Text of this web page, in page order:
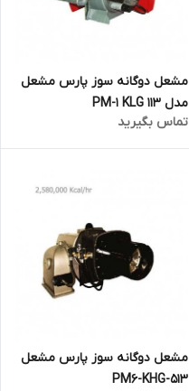
مشعل دوگانه سوز پارس مشعل
مدل 113 PM-1 KLG
تماس بگیرید
مشعل دوگانه سوز پارس مشعل
PM6-KHG-513